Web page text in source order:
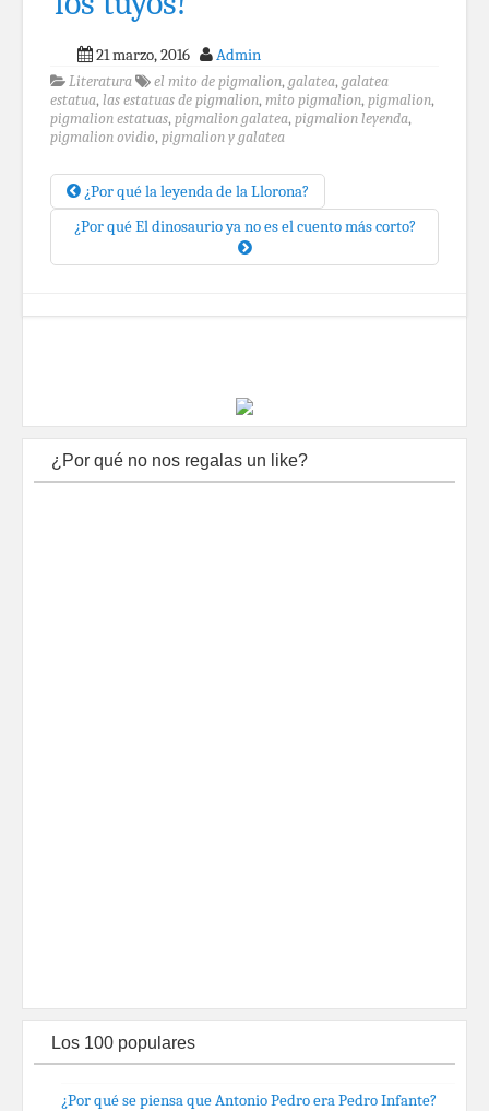
21 marzo, 2016 Admin
Literatura el mito de pigmalion, galatea, galatea
estatua, las estatuas de pigmalion, mito pigmalion, pigmalion,
pigmalion estatuas, pigmalion galatea, pigmalion leyenda,
pigmalion ovidio, pigmalion y galatea
¿Por qué la leyenda de la Llorona?
¿Por qué El dinosaurio ya no es el cuento más corto?
¿Por qué no nos regalas un like?
Los 100 populares
¿Por qué se piensa que Antonio Pedro era Pedro Infante?